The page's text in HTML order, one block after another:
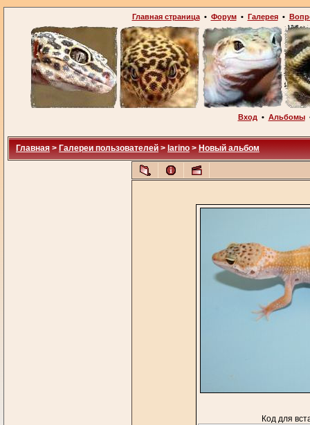
Главная страница• Форум• Галерея•
Вход • Альбомы
Главная > Галереи пользователей > larino > Новый альбом
Код для